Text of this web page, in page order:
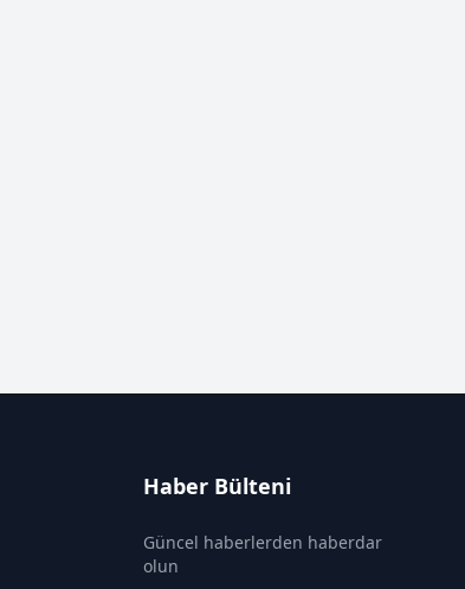
Haber Bülteni
Güncel haberlerden haberdar
olun